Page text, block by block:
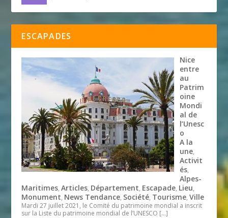
ESCAPADES
Nice
entre
au
Patrim
oine
Mondi
al de
l’Unesc
o
A la
une,
Activit
és,
Alpes-
Maritimes,Articles, Département, Escapade, Lieu,
Monument, News Tendance, Société, Tourisme,Ville
Mardi 27 juillet 2021, le Comité du patrimoine mondial a inscrit
sur la Liste du patrimoine mondial de l’UNESCO […]